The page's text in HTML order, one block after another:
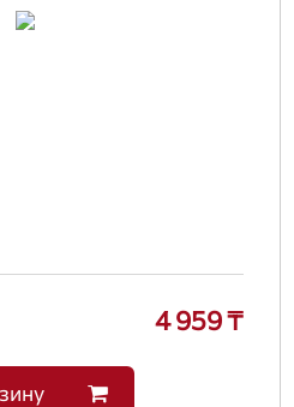
4 959 ₸